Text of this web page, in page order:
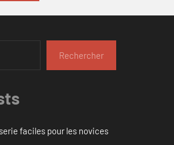
Rechercher
faciles pour les novices